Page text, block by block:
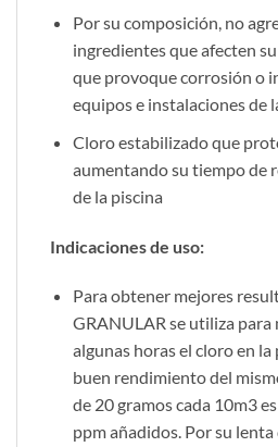
Por su composición, no
ingredientes que afecten
que provoque corrosión o
equipos e instalaciones de
Cloro estabilizado que
aumentando su tiempo de
de la piscina
Indicaciones de uso:
Para obtener mejores
GRANULAR se utiliza
algunas horas el cloro en
buen rendimiento del
de 20 gramos cada 10m3
ppm añadidos. Por su